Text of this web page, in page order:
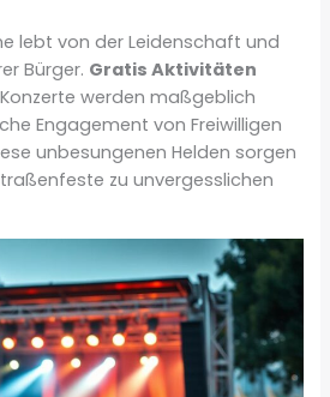
lebt von der Leidenschaft und
Bürger. Gratis Aktivitäten
werden maßgeblich
Engagement von Freiwilligen
unbesungenen Helden sorgen
zu unvergesslichen